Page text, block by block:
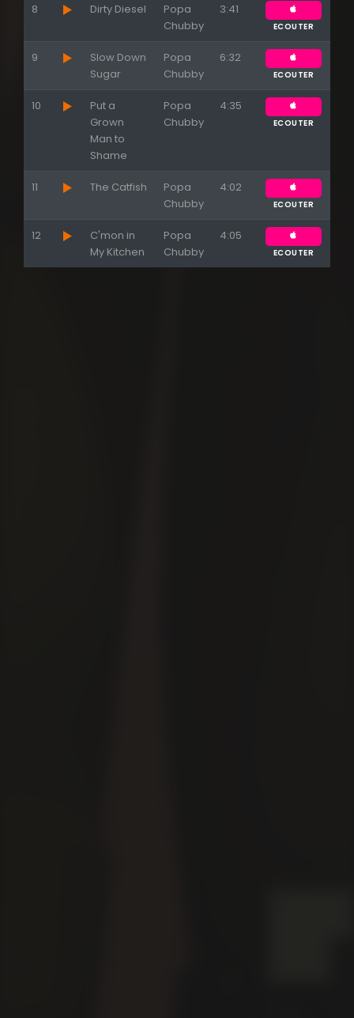
8 Dirty Diesel
Popa
Chubby
3:41
ECOUTER
9
Slow Down
Sugar
Popa
Chubby
6:32
ECOUTER
10
Put a
Grown
Man to
Shame
Popa
Chubby
4:35
ECOUTER
11 The Catfish
Popa
Chubby
4:02
ECOUTER
12
C'mon in
My Kitchen
Popa
Chubby
4:05
ECOUTER